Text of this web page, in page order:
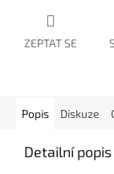
ZEPTAT SE
Popis Diskuze
Detailní